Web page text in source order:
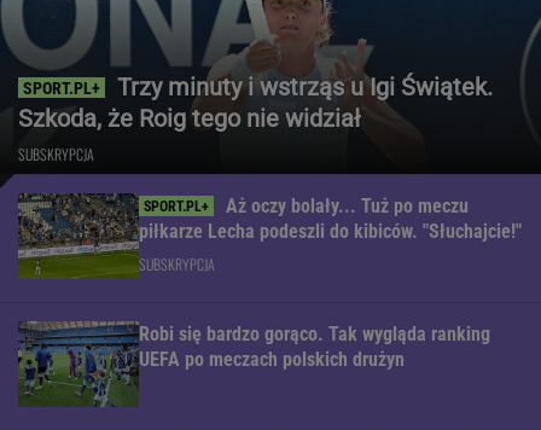
Trzy minuty i wstrząs u Igi Świątek.
Szkoda, że Roig tego nie widział
SUBSKRYPCJA
Aż oczy bolały... Tuż po meczu
piłkarze Lecha podeszli do kibiców. "Słuchajcie!"
SUBSKRYPCJA
Robi się bardzo gorąco. Tak wygląda ranking
UEFA po meczach polskich drużyn